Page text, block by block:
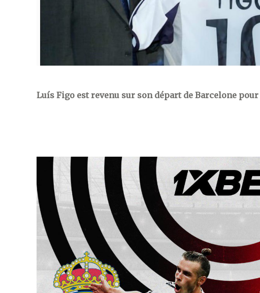
Luís Figo est revenu sur son départ de Barcelone